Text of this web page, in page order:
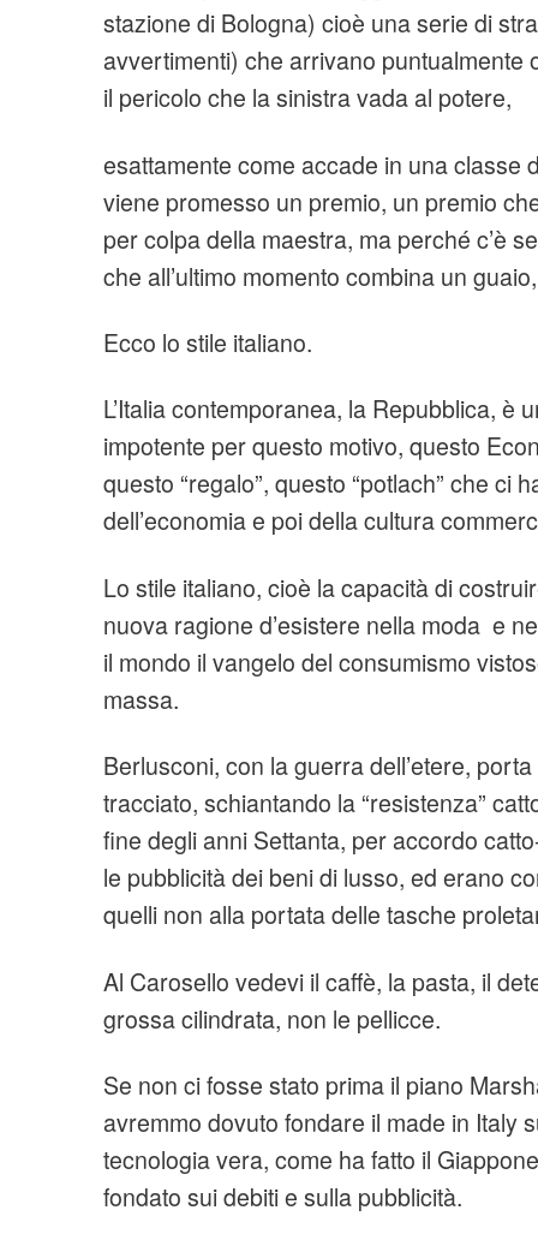
stazione di Bologna) cioè una serie di
avvertimenti) che arrivano puntualmente
il pericolo che la sinistra vada al potere,
esattamente come accade in una classe
viene promesso un premio, un premio
per colpa della maestra, ma perché c’è
che all’ultimo momento combina un
Ecco lo stile italiano.
L’Italia contemporanea, la Repubblica, è
impotente per questo motivo, questo
questo “regalo”, questo “potlach” che ci
dell’economia e poi della cultura
Lo stile italiano, cioè la capacità di
nuova ragione d’esistere nella moda e
il mondo il vangelo del consumismo
massa.
Berlusconi, con la guerra dell’etere,
tracciato, schiantando la “resistenza”
fine degli anni Settanta, per accordo
le pubblicità dei beni di lusso, ed erano
quelli non alla portata delle tasche
Al Carosello vedevi il caffè, la pasta, il
grossa cilindrata, non le pellicce.
Se non ci fosse stato prima il piano
avremmo dovuto fondare il made in Italy
tecnologia vera, come ha fatto il
fondato sui debiti e sulla pubblicità.